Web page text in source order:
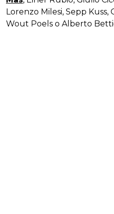
Lorenzo Milesi, Sepp Kuss,
Wout Poels o Alberto